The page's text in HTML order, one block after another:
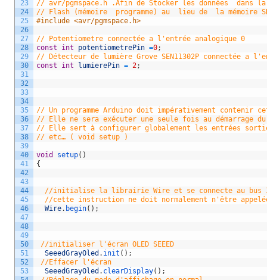
23
24
25
26
27
28
29
30
31
32
33
34
35
36
37
38
39
40
41
42
43
44
45
46
47
48
49
50
51
52
53
// avr/pgmspace.h .Afin de Stocker les données  dans
// Flash (mémoire  programme) au  lieu de  la mémoire
#include <avr/pgmspace.h>
// Potentiometre connectée a l'entrée analogique 0
const
int potentiometrePin =0;
// Détecteur de lumière Grove SEN11302P connectée a
const
int lumierePin = 2;
// Un programme Arduino doit impérativement contenir
// Elle ne sera exécuter une seule fois au démarrage
// Elle sert à configurer globalement les entrées
// etc… ( void setup )
void setup( )
{
//initialise la librairie Wire et se connecte au
//cette instruction ne doit normalement n'être
Wire. begin( ) ;
//initialiser l'écran OLED SEEED
SeeedGrayOled . init ( ) ;
//Effacer l'écran
SeeedGrayOled . clearDisplay( ) ;